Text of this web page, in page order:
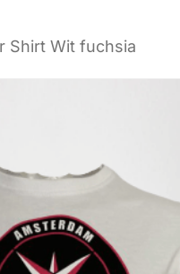
Shirt Wit fuchsia